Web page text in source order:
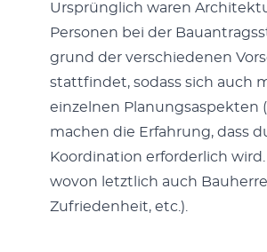
Ursprünglich waren
Per­so­n­en bei der
grund der ver­schiede­nen
stat­tfind­et, sodass sich auch
einzel­nen Pla­nungsaspek­ten
machen die Erfahrung, dass
Koor­di­na­tion erforder­lich
wovon let­ztlich auch
Zufrieden­heit, etc.).